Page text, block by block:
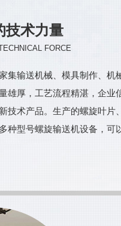
技术力量
FORCE
集输送机械、模具制作、机
雄厚，工艺流程精湛，企业
技术产品。生产的螺旋叶片
种型号螺旋输送机设备，可